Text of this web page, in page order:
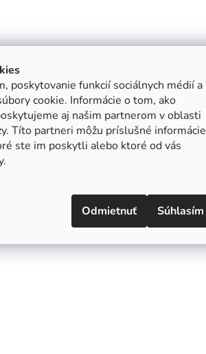
poskytovanie funkcií sociálnych médií a
cookie. Informácie o tom, ako
aj našim partnerom v oblasti
Títo partneri môžu príslušné informácie
ste im poskytli alebo ktoré od vás
Odmietnuť Súhlasím